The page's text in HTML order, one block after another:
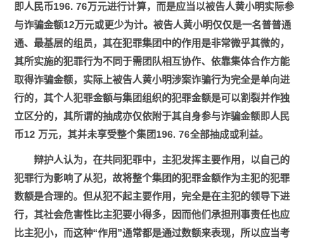
即人民币196. 76万元进行计算，而是应当以被告人黄小明实际参
与诈骗金额12万元或更少为计。被告人黄小明仅仅是一名普普通
通、最基层的组员，其在犯罪集团中的作用是非常微乎其微的，
其所实施的犯罪行为不同于需团队相互协作、依靠集体合作方能
取得诈骗金额，实际上被告人黄小明涉案诈骗行为完全是单向进
行的，其个人犯罪金额与集团组织的犯罪金额是可以割裂并作独
立区分的，其所谓的抽成亦仅依附于其自身参与诈骗金额即人民
币12 万元，其并未享受整个集团196. 76全部抽成或利益。
辩护人认为，在共同犯罪中，主犯发挥主要作用，以自己的
犯罪行为影响了从犯，故将整个集团的犯罪金额作为主犯的犯罪
数额是合理的。但从犯不起主要作用，完全是在主犯的领导下进
行，其社会危害性比主犯要小得多，因而他们承担刑事责任也应
比主犯小，而这种“作用”通常都是通过数额来表现，所以应当考